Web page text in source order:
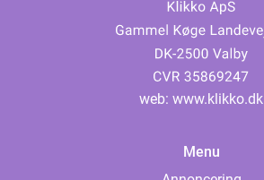
web: www.klikko.dk
Menu